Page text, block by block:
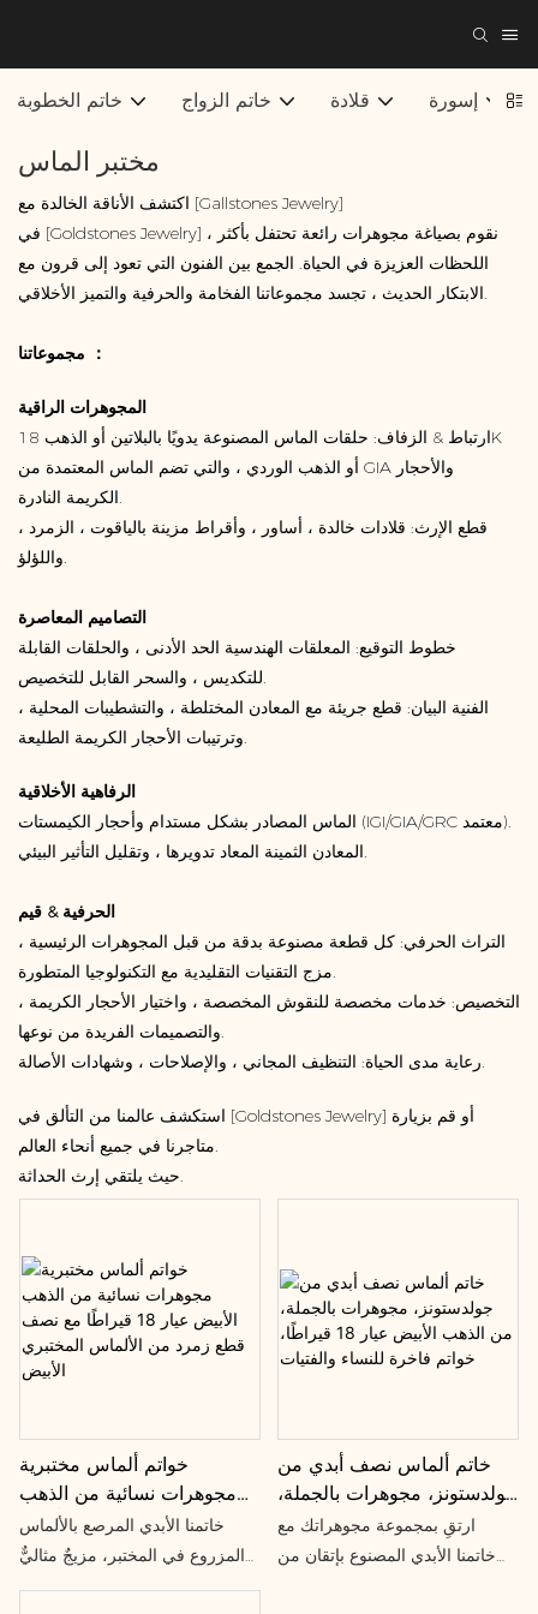
خاتم الخطوبة خاتم الزواج قلادة إسورة
مختبر الماس
اكتشف الأناقة الخالدة مع [Gallstones Jewelry]
في [Goldstones Jewelry] ، نقوم بصياغة مجوهرات رائعة تحتفل بأكثر
اللحظات العزيزة في الحياة. الجمع بين الفنون التي تعود إلى قرون مع
الابتكار الحديث ، تجسد مجموعاتنا الفخامة والحرفية والتميز الأخلاقي.
مجموعاتنا ：
المجوهرات الراقية
ارتباط & الزفاف: حلقات الماس المصنوعة يدويًا بالبلاتين أو الذهب 18K
أو الذهب الوردي ، والتي تضم الماس المعتمدة من GIA والأحجار
الكريمة النادرة.
قطع الإرث: قلادات خالدة ، أساور ، وأقراط مزينة بالياقوت ، الزمرد ،
واللؤلؤ.
التصاميم المعاصرة
خطوط التوقيع: المعلقات الهندسية الحد الأدنى ، والحلقات القابلة
للتكديس ، والسحر القابل للتخصيص.
الفنية البيان: قطع جريئة مع المعادن المختلطة ، والتشطيبات المحلية ،
وترتيبات الأحجار الكريمة الطليعة.
الرفاهية الأخلاقية
الماس المصادر بشكل مستدام وأحجار الكيمستات (IGI/GIA/GRC معتمد).
المعادن الثمينة المعاد تدويرها ، وتقليل التأثير البيئي.
الحرفية & قيم
التراث الحرفي: كل قطعة مصنوعة بدقة من قبل المجوهرات الرئيسية ،
مزج التقنيات التقليدية مع التكنولوجيا المتطورة.
التخصيص: خدمات مخصصة للنقوش المخصصة ، واختيار الأحجار الكريمة ،
والتصميمات الفريدة من نوعها.
رعاية مدى الحياة: التنظيف المجاني ، والإصلاحات ، وشهادات الأصالة.
استكشف عالمنا من التألق في [Goldstones Jewelry] أو قم بزيارة
متاجرنا في جميع أنحاء العالم.
حيث يلتقي إرث الحداثة.
خواتم ألماس مختبرية
مجوهرات نسائية من الذهب
الأبيض عيار 18 قيراطًا مع
نصف قطع زمرد من الألماس
خاتمنا الأبدي المرصع بالألماس
المزروع في المختبر، مزيجٌ مثاليٌّ
من الأناقة الخالدة والفخامة
خاتم ألماس نصف أبدي من
جولدستونز، مجوهرات بالجملة،
من الذهب الأبيض عيار 18
قيراطًا، خواتم فاخرة للنساء
ارتقِ بمجموعة مجوهراتك مع
خاتمنا الأبدي المصنوع بإتقان من